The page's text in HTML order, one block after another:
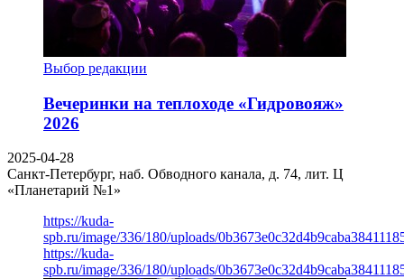
Выбор редакции
Вечеринки на теплоходе «Гидровояж»
2026
2025-04-28
Санкт-Петербург, наб. Обводного канала, д. 74, лит. Ц
«Планетарий №1»
https://kuda-
spb.ru/image/336/180/uploads/
https://kuda-
spb.ru/image/336/180/uploads/